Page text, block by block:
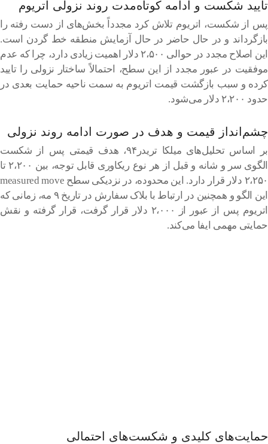
تایید شکست و ادامه کوتاه‌مدت روند نزولی اتریوم
پس از شکست، اتریوم تلاش کرد مجدداً بخش‌های از دست رفته را
بازگرداند و در حال حاضر در حال آزمایش منطقه خط گردن است.
این اصلاح مجدد در حوالی ۲،۵۰۰ دلار اهمیت زیادی دارد، چرا که عدم
موفقیت در عبور مجدد از این سطح، احتمالاً ساختار نزولی را تایید
کرده و سبب بازگشت قیمت اتریوم به سمت ناحیه حمایت بعدی در
حدود ۲،۲۰۰ دلار می‌شود.
چشم‌انداز قیمت و هدف در صورت ادامه روند نزولی
بر اساس تحلیل‌های میلکا تریدر۹۴، هدف قیمتی پس از شکست
الگوی سر و شانه و قبل از هر نوع ریکاوری قابل توجه، بین ۲،۲۰۰ تا
۲،۲۵۰ دلار قرار دارد. این محدوده، در نزدیکی سطح measured move
این الگو و همچنین در ارتباط با بلاک سفارش در تاریخ ۹ مه، زمانی که
اتریوم پس از عبور از ۲،۰۰۰ دلار قرار گرفت، قرار گرفته و نقش
حمایتی مهمی ایفا می‌کند.
حمایت‌های کلیدی و شکست‌های احتمالی